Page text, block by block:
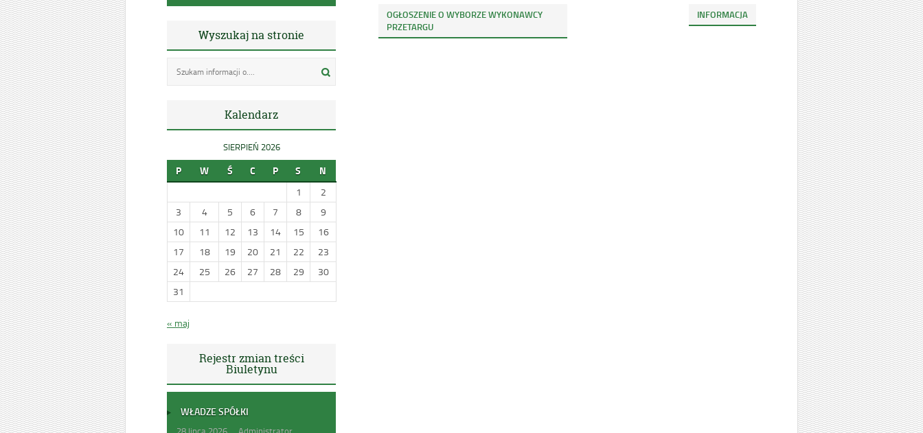
Wyszukaj na stronie
Kalendarz
SIERPIEŃ 2026
P W Ś C P S N
1
2
3
4 5 6 7 8
9
10
11 12 13 14 15
16
17
18 19 20 21 22
23
24
25 26 27 28 29
30
31
« maj
Rejestr zmian treści
Biuletynu
WŁADZE SPÓŁKI
OGŁOSZENIE O WYBORZE WYKONAWCY
PRZETARGU
INFORMACJA